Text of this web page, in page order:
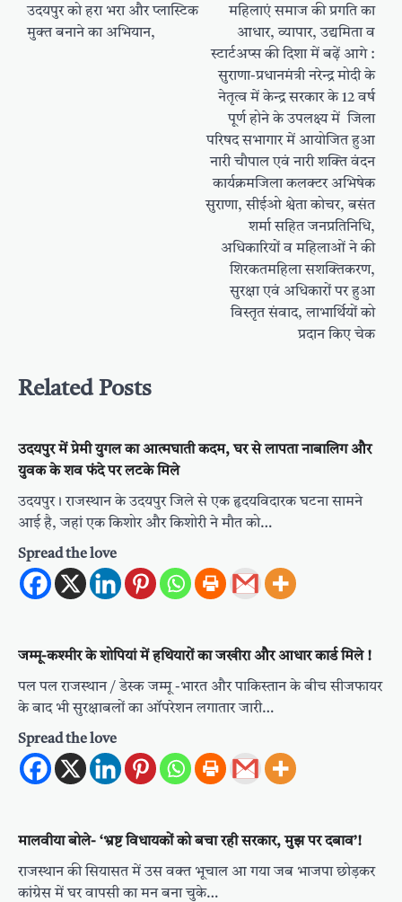
navigation
उदयपुर को हरा भरा और प्लास्टिक
मुक्त बनाने का अभियान,
महिलाएं समाज की प्रगति का
आधार, व्यापार, उद्यमिता व
स्टार्टअप्स की दिशा में बढ़ें आगे :
सुराणा-प्रधानमंत्री नरेन्द्र मोदी के
नेतृत्व में केन्द्र सरकार के 12 वर्ष
पूर्ण होने के उपलक्ष्य में जिला
परिषद सभागार में आयोजित हुआ
नारी चौपाल एवं नारी शक्ति वंदन
कार्यक्रमजिला कलक्टर अभिषेक
सुराणा, सीईओ श्वेता कोचर, बसंत
शर्मा सहित जनप्रतिनिधि,
अधिकारियों व महिलाओं ने की
शिरकतमहिला सशक्तिकरण,
सुरक्षा एवं अधिकारों पर हुआ
विस्तृत संवाद, लाभार्थियों को
प्रदान किए चेक
Related Posts
उदयपुर में प्रेमी युगल का आत्मघाती कदम, घर से लापता नाबालिग और
युवक के शव फंदे पर लटके मिले
उदयपुर। राजस्थान के उदयपुर जिले से एक हृदयविदारक घटना सामने
आई है, जहां एक किशोर और किशोरी ने मौत को…
Spread the love
जम्मू-कश्मीर के शोपियां में हथियारों का जखीरा और आधार कार्ड मिले !
पल पल राजस्थान / डेस्क जम्मू -भारत और पाकिस्तान के बीच सीजफायर
के बाद भी सुरक्षाबलों का ऑपरेशन लगातार जारी…
Spread the love
मालवीया बोले- ‘भ्रष्ट विधायकों को बचा रही सरकार, मुझ पर दबाव’!
राजस्थान की सियासत में उस वक्त भूचाल आ गया जब भाजपा छोड़कर
कांग्रेस में घर वापसी का मन बना चुके…